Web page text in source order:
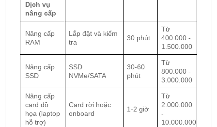
Dịch vụ
nâng cấp
Nâng cấp
RAM
Lắp đặt và kiểm
tra
30 phút
Từ
400.000 -
1.500.000
Nâng cấp
SSD
SSD
NVMe/SATA
30-60
phút
Từ
800.000 -
3.000.000
Nâng cấp
card đồ
họa (laptop
hỗ trợ)
Card rời hoặc
onboard
1-2 giờ
Từ
2.000.000
-
10.000.000